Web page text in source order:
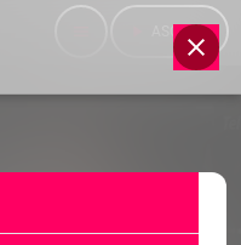
ASCOLTA